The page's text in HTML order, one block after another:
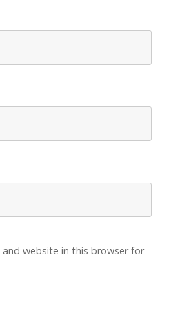
and website in this browser for